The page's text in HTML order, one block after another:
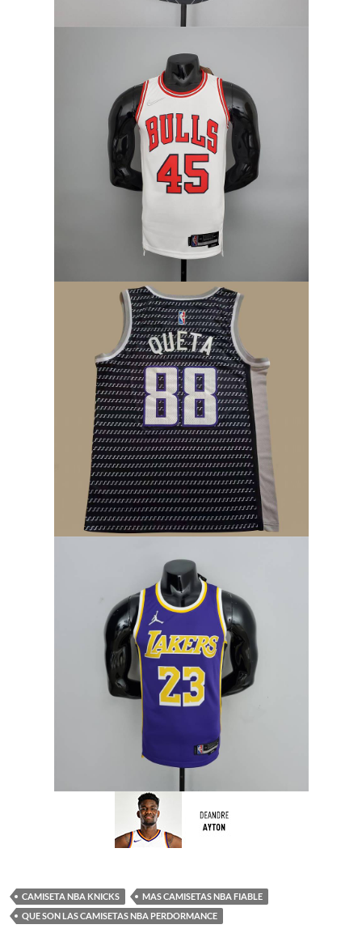
CAMISETA NBA KNICKS
MAS CAMISETAS NBA FIABLE
QUE SON LAS CAMISETAS NBA PERDORMANCE